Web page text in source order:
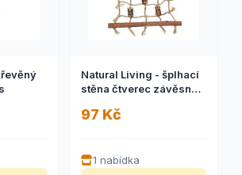
Natural Living - šplhací
stěna čtverec závěsný
97 Kč
1 nabídka